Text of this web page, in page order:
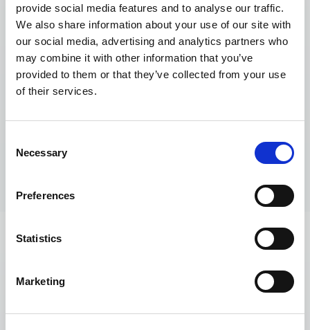
provide social media features and to analyse our traffic.
We also share information about your use of our site with
our social media, advertising and analytics partners who
may combine it with other information that you’ve
provided to them or that they’ve collected from your use
of their services.
Selection
Necessary
Preferences
Statistics
Marketing
flujo.
Reduce el riesgo de contaminación por
sustancias extraíbles
La membrana PES, naturalmente hidrófila,
resiste una amplia gama de productos químicos
Cumple los requisitos de la UE y EE.UU. para el
contacto con alimentos (p. ej. FDA) y garantiza
así la seguridad en aplicaciones alimentarias y
Póngase en contacto con